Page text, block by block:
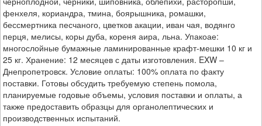
фенхеля, кориандра, тмина, боярышника, ромашки,
бессмертника песчаного, цветков акации, иван чая, водянго
перця, мелисы, коры дуба, кореня аира, льна. Упакоае:
многослойные бумажные ламинированные крафт-мешки 10 кг и
25 кг. Хранение: 12 месяцев с даты изготовления. EXW –
Днепропетровск. Условие оплаты: 100% оплата по факту
поставки. Готовы обсудить требуемую степень помола,
планируемые годовые объемы, условия поставки и оплаты, а
также предоставить образцы для органолептических и
производственных испытаний.